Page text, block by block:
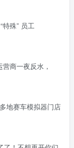
特殊” 员工
商一夜反水，
地赛车模拟器门店